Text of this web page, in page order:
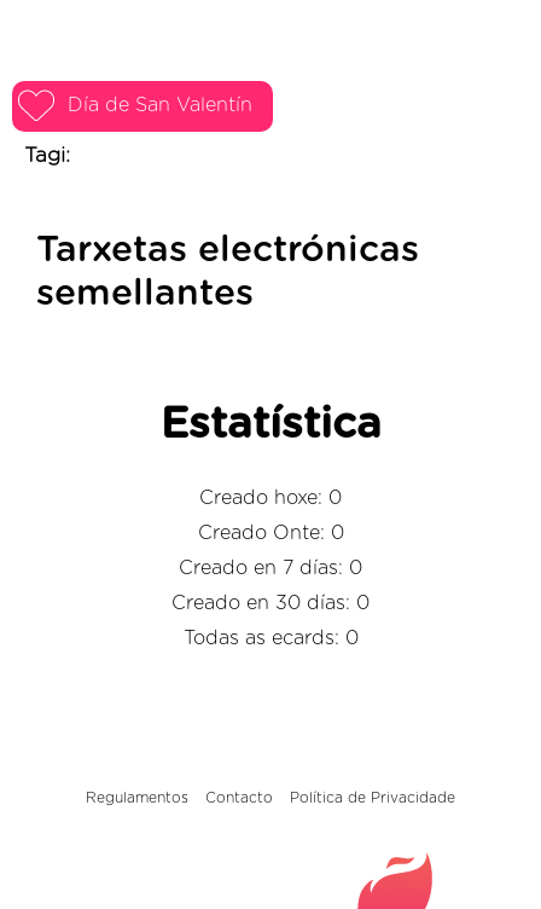
Día de San Valentín
Tagi:
Tarxetas electrónicas
semellantes
Estatística
Creado hoxe: 0
Creado Onte: 0
Creado en 7 días: 0
Creado en 30 días: 0
Todas as ecards: 0
Regulamentos Contacto Política de Privacidade